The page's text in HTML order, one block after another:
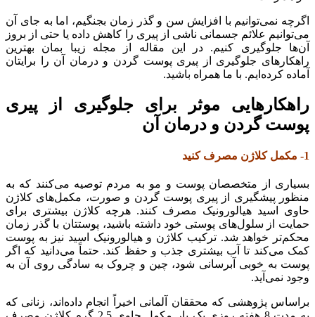
اگرچه نمی‌توانیم با افزایش سن و گذر زمان بجنگیم، اما به جای آن
می‌توانیم علائم جسمانی ناشی از پیری را کاهش داده یا حتی از بروز
آن‌ها جلوگیری کنیم. در این مقاله از مجله زیبا بمان بهترین
راهکارهای جلوگیری از پیری پوست گردن و درمان آن را برایتان
آماده کرده‌ایم. با ما همراه باشید.
راهکارهایی موثر برای جلوگیری از پیری
پوست گردن و درمان آن
1- مکمل کلاژن مصرف کنید
بسیاری از متخصصان پوست و مو به مردم توصیه می‌کنند که به
منظور پیشگیری از پیری پوست گردن و صورت، مکمل‌های کلاژن
حاوی اسید هیالورونیک مصرف کنند. هرچه کلاژن بیشتری برای
حمایت از سلول‌های پوستی خود داشته باشید، پوستتان با گذر زمان
محکم‌تر خواهد شد. ترکیب کلاژن و هیالورونیک اسید نیز به پوست
کمک می‌کند تا آب بیشتری جذب و حفظ کند. حتماً می‌دانید که اگر
پوست به خوبی آبرسانی شود، چین و چروک به سادگی روی آن به
وجود نمی‌آید.
براساس پژوهشی كه محققان آلمانی اخیراً انجام داده‌اند، زنانی كه